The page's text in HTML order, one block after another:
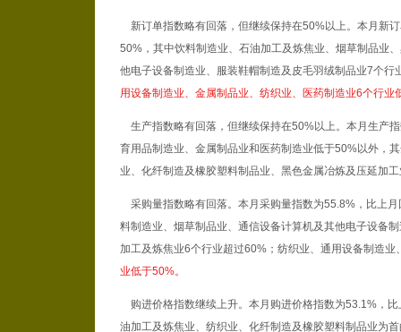
新订单指数略有回落，但继续保持在50%以上。本月新
50%，其中饮料制造业、石油加工及炼焦业、烟草制品业
他电子设备制造业、服装鞋帽制造及皮毛羽绒制品业7个
用设备制造业、金属制品业、纺织业、医药制造业6个行业
生产指数略有回落，但继续保持在50%以上。本月生产
育用品制造业、金属制品业和医药制造业低于50%以外，
业、化纤制造及橡胶塑料制品业、黑色金属冶炼及压延加
采购量指数略有回落。本月采购量指数为55.8%，比上
料制造业、烟草制品业、通信设备计算机及其他电子设备
加工及炼焦业6个行业超过60%；纺织业、通用设备制造
业低于50%。
购进价格指数继续上升。本月购进价格指数为53.1%，
油加工及炼焦业、纺织业、化纤制造及橡胶塑料制品业为